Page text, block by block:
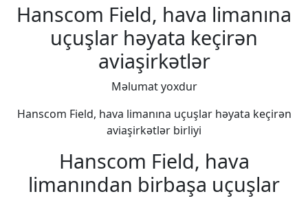
Hanscom Field, hava limanına
uçuşlar həyata keçirən
aviaşirkətlər
Məlumat yoxdur
Hanscom Field, hava limanına uçuşlar həyata keçirən
aviaşirkətlər birliyi
Hanscom Field, hava
limanından birbaşa uçuşlar